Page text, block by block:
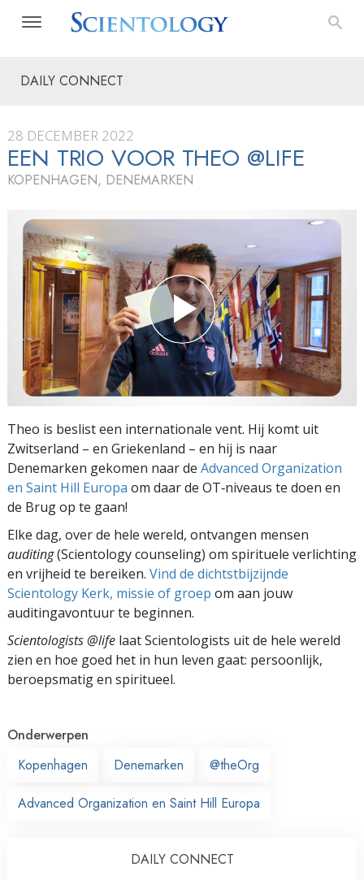
DAILY CONNECT
28 DECEMBER 2022
EEN TRIO VOOR THEO @LIFE
KOPENHAGEN, DENEMARKEN
Theo is beslist een internationale vent. Hij komt uit
Zwitserland – en Griekenland – en hij is naar
Denemarken gekomen naar de Advanced Organization
en Saint Hill Europa om daar de OT‑niveaus te doen en
de Brug op te gaan!
Elke dag, over de hele wereld, ontvangen mensen
auditing(Scientology counseling) om spirituele verlichting
en vrijheid te bereiken. Vind de dichtstbijzijnde
Scientology Kerk, missie of groep om aan jouw
auditingavontuur te beginnen.
Scientologists @life laat Scientologists uit de hele wereld
zien en hoe goed het in hun leven gaat: persoonlijk,
beroepsmatig en spiritueel.
Onderwerpen
Kopenhagen
Denemarken @theOrg
Advanced Organization en Saint Hill Europa
DAILY CONNECT